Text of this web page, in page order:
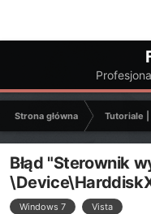
Strona główna Tutoriale
Błąd "Sterownik
Windows 7 Vista